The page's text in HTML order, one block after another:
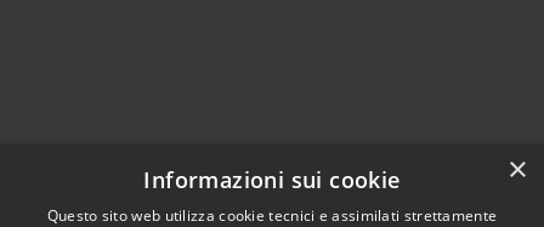
×
Informazioni sui cookie
Questo sito web utilizza cookie tecnici e assimilati strettamente